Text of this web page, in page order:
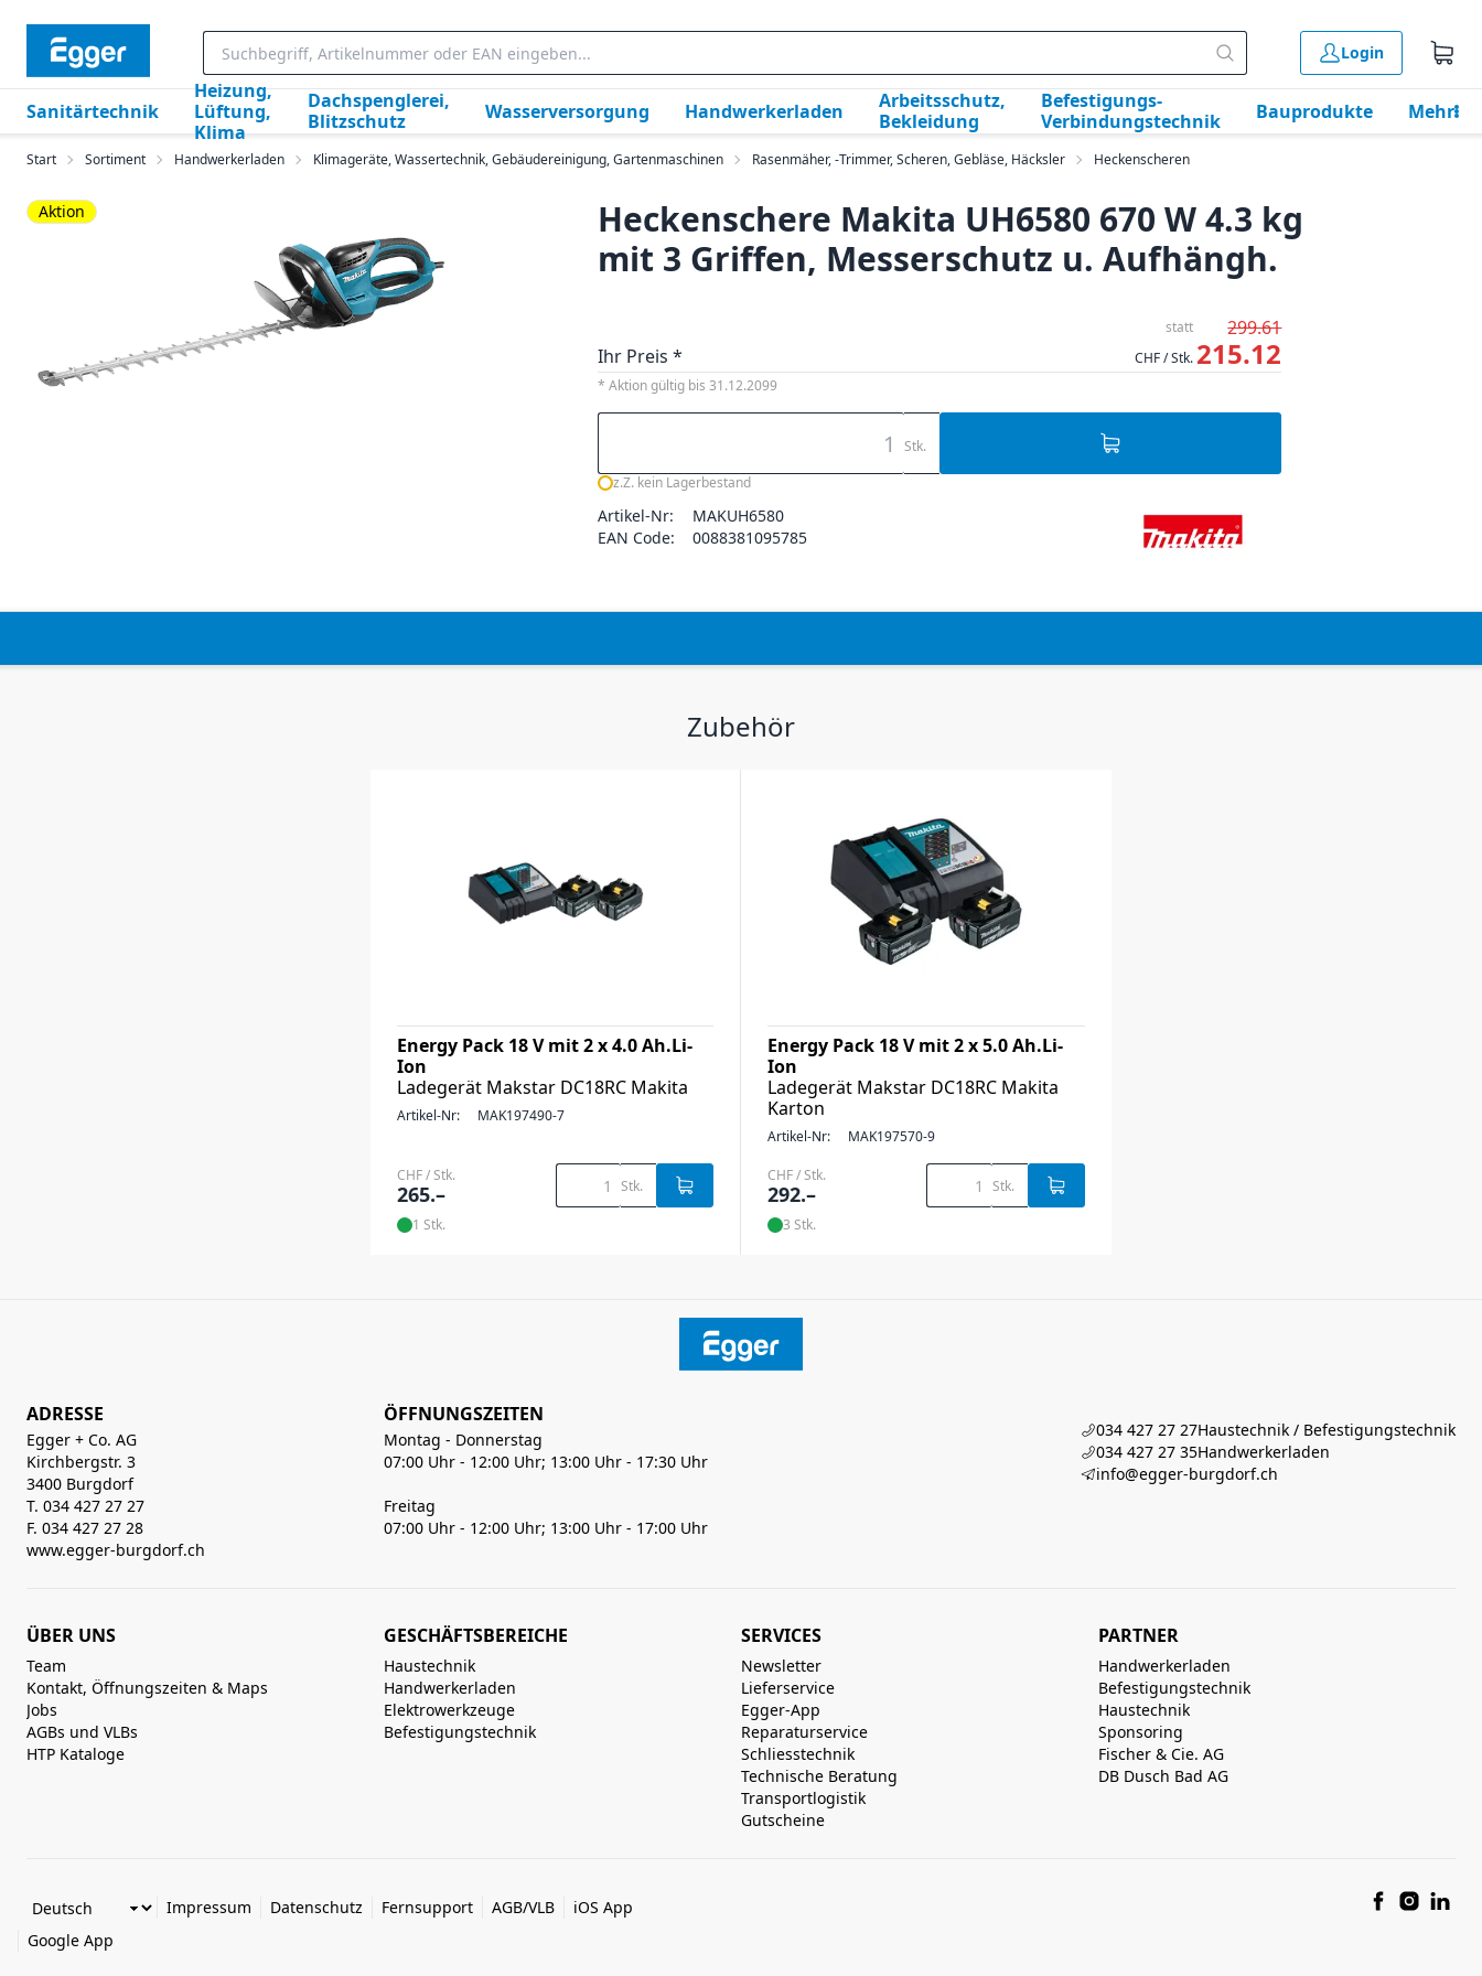
Login
Sanitärtechnik
Heizung,
Lüftung,
Klima
Dachspenglerei,
Blitzschutz
Wasserversorgung Handwerkerladen
Arbeitsschutz,
Bekleidung
Befestigungs-
Verbindungstechnik
Bauprodukte Mehr
Start Sortiment Handwerkerladen Klimageräte, Wassertechnik, Gebäudereinigung, Gartenmaschinen Rasenmäher, -Trimmer, Scheren, Gebläse, Häcksler Heckenscheren
Heckenschere Makita UH6580 670 W 4.3 kg
mit 3 Griffen, Messerschutz u. Aufhängh.
Aktion
statt
299.61
Ihr Preis *
CHF / Stk. 215.12
* Aktion gültig bis 31.12.2099
Stk.
z.Z. kein Lagerbestand
Artikel-Nr:
MAKUH6580
EAN Code:
0088381095785
Zubehör
Energy Pack 18 V mit 2 x 4.0 Ah.Li-
Ion
Ladegerät Makstar DC18RC Makita
Artikel-Nr: MAK197490-7
CHF / Stk.
265.– Stk.
1 Stk.
Energy Pack 18 V mit 2 x 5.0 Ah.Li-
Ion
Ladegerät Makstar DC18RC Makita
Karton
Artikel-Nr: MAK197570-9
CHF / Stk.
292.– Stk.
3 Stk.
ADRESSE
Egger + Co. AG
Kirchbergstr. 3
3400 Burgdorf
T. 034 427 27 27
F. 034 427 27 28
www.egger-burgdorf.ch
ÖFFNUNGSZEITEN
Montag - Donnerstag
07:00 Uhr - 12:00 Uhr; 13:00 Uhr - 17:30 Uhr
Freitag
07:00 Uhr - 12:00 Uhr; 13:00 Uhr - 17:00 Uhr
034 427 27 27Haustechnik / Befestigungstechnik
034 427 27 35Handwerkerladen
info@egger-burgdorf.ch
ÜBER UNS
Team
Kontakt, Öffnungszeiten & Maps
Jobs
AGBs und VLBs
HTP Kataloge
GESCHÄFTSBEREICHE
Haustechnik
Handwerkerladen
Elektrowerkzeuge
Befestigungstechnik
SERVICES
Newsletter
Lieferservice
Egger-App
Reparaturservice
Schliesstechnik
Technische Beratung
Transportlogistik
Gutscheine
PARTNER
Handwerkerladen
Befestigungstechnik
Haustechnik
Sponsoring
Fischer & Cie. AG
DB Dusch Bad AG
Impressum Datenschutz Fernsupport AGB/VLB
iOS App
Google App